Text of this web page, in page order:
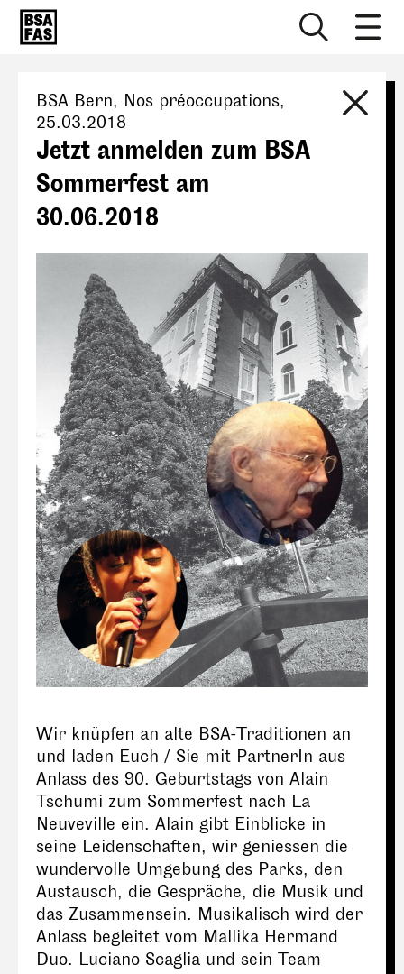
BSA Bern, Nos préoccupations,
25.03.2018
Jetzt anmelden zum BSA
Sommerfest am
30.06.2018
Wir knüpfen an alte BSA-Traditionen an
und laden Euch / Sie mit PartnerIn aus
Anlass des 90. Geburtstags von Alain
Tschumi zum Sommerfest nach La
Neuveville ein. Alain gibt Einblicke in
seine Leidenschaften, wir geniessen die
wundervolle Umgebung des Parks, den
Austausch, die Gespräche, die Musik und
das Zusammensein. Musikalisch wird der
Anlass begleitet vom Mallika Hermand
Duo. Luciano Scaglia und sein Team